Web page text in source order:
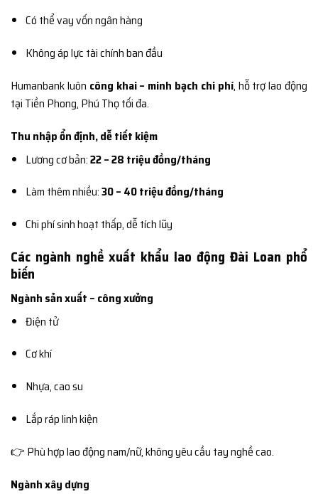
Có thể vay vốn ngân hàng
Không áp lực tài chính ban đầu
Humanbank luôn công khai – minh bạch chi phí, hỗ trợ lao động
tại Tiền Phong, Phú Thọ tối đa.
Thu nhập ổn định, dễ tiết kiệm
Lương cơ bản:22 – 28 triệu đồng/tháng
Làm thêm nhiều:30 – 40 triệu đồng/tháng
Chi phí sinh hoạt thấp, dễ tích lũy
Các ngành nghề xuất khẩu lao động Đài Loan phổ
biến
Ngành sản xuất – công xưởng
Điện tử
Cơ khí
Nhựa, cao su
Lắp ráp linh kiện
👉 Phù hợp lao động nam/nữ, không yêu cầu tay nghề cao.
Ngành xây dựng